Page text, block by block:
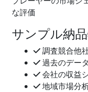
な評価
サンプル納
調査競合他
過去のデー
会社の収益
地域市場分